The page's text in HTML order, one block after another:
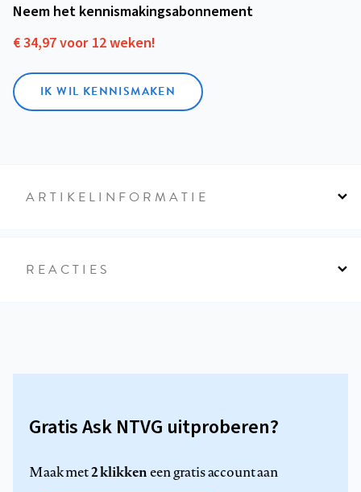
Neem het kennismakings­abonnement
€ 34,97 voor 12 weken!
IK WIL KENNISMAKEN
ARTIKELINFORMATIE
REACTIES
Gratis Ask NTVG uitproberen?
Maak met2 klikkeneen gratis account aan